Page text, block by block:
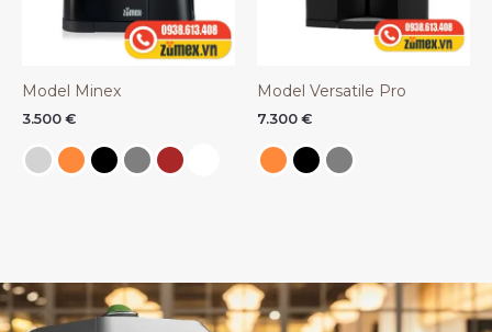
Model Minex
3.500 €
Model Versatile Pro
7.300 €